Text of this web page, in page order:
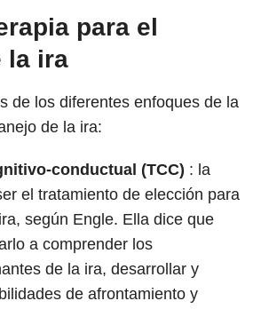
para el
la ira
de los diferentes enfoques de la
de la ira:
conductual (TCC) : la
el tratamiento de elección para
según Engle. Ella dice que
a comprender los
de la ira, desarrollar y
de afrontamiento y